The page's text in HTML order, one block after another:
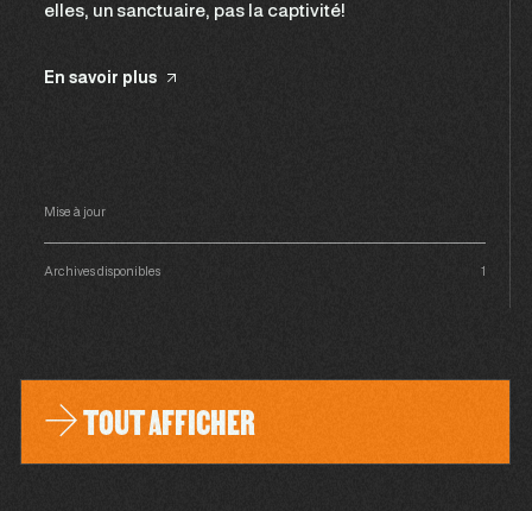
elles, un sanctuaire, pas la captivité!
En savoir plus
Mise à jour
Archives disponibles 1
TOUT AFFICHER